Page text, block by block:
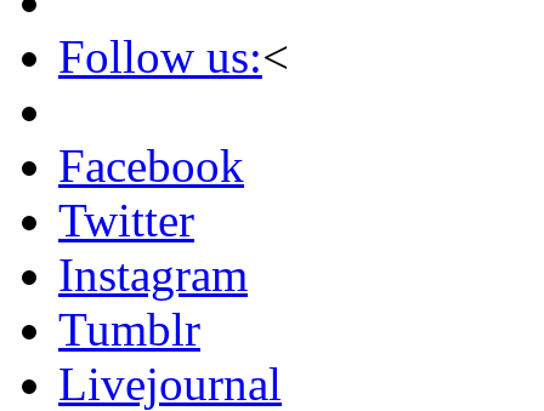
Follow us:<
Facebook
Twitter
Instagram
Tumblr
Livejournal